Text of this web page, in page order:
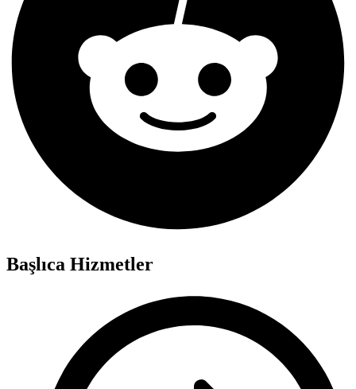
Başlıca Hizmetler